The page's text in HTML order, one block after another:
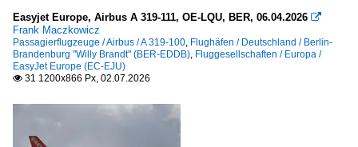
Easyjet Europe, Airbus A 319-111, OE-LQU, BER, 06.04.2026 
Frank Maczkowicz
Passagierflugzeuge / Airbus / A 319-100, Flughäfen / Deutschland / Berlin-
Brandenburg "Willy Brandt" (BER-EDDB), Fluggesellschaften / Europa /
EasyJet Europe (EC-EJU)
 31 1200x866 Px, 02.07.2026